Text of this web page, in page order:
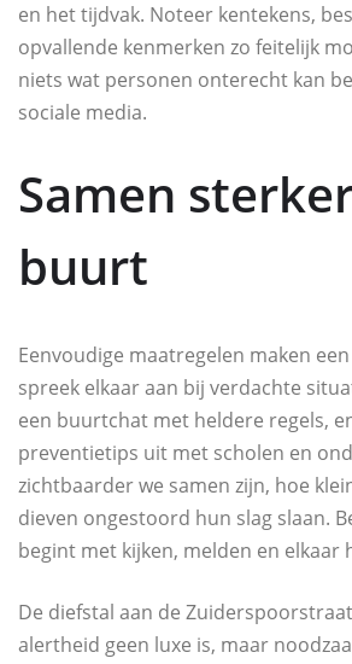
en het tijdvak. Noteer kentekens,
opvallende kenmerken zo feitelijk
niets wat personen onterecht kan
sociale media.
Samen
buurt
Eenvoudige maatregelen maken
spreek elkaar aan bij verdachte
een buurtchat met heldere regels,
preventietips uit met scholen en
zichtbaarder we samen zijn, hoe
dieven ongestoord hun slag slaan.
begint met kijken, melden en elkaar
De diefstal aan de
alertheid geen luxe is, maar